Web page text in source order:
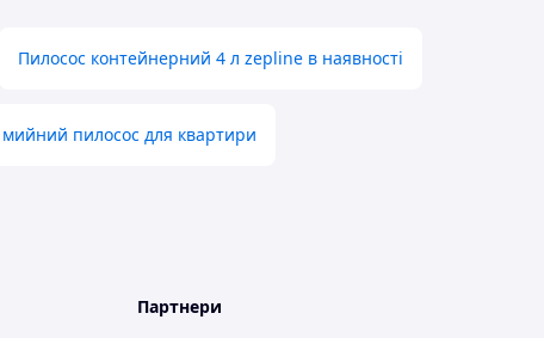
Пилосос контейнерний 4 л zepline в наявності
пилосос для квартири
Партнери